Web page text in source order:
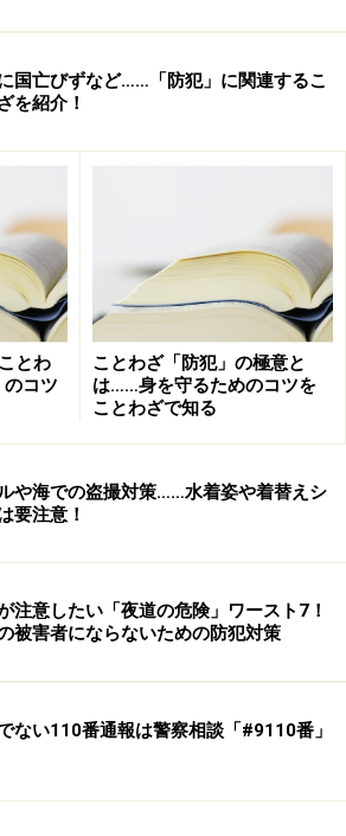
国亡びずなど……「防犯」に関連するこ
を紹介！
とわ
コツ
ことわざ「防犯」の極意と
は……身を守るためのコツを
ことわざで知る
や海での盗撮対策……水着姿や着替えシ
要注意！
注意したい「夜道の危険」ワースト7！
被害者にならないための防犯対策
ない110番通報は警察相談「#9110番」